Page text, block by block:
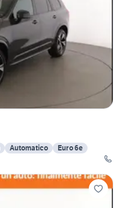
Automatico
Euro 6e